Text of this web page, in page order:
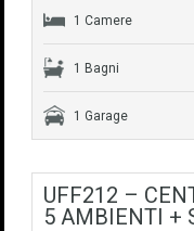
1 Camere
1 Bagni
1 Garage
UFF212 –
5 AMBIENTI +